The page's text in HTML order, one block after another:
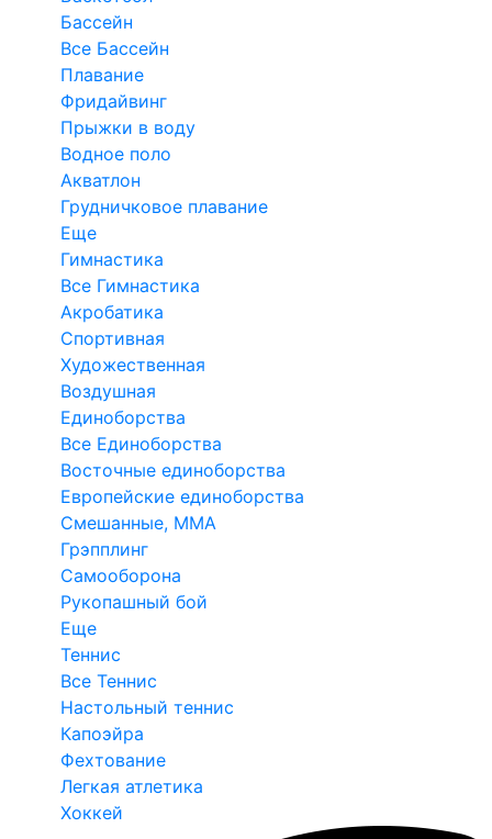
Бассейн
Все Бассейн
Плавание
Фридайвинг
Прыжки в воду
Водное поло
Акватлон
Грудничковое плавание
Еще
Гимнастика
Все Гимнастика
Акробатика
Спортивная
Художественная
Воздушная
Единоборства
Все Единоборства
Восточные единоборства
Европейские единоборства
Смешанные, ММА
Грэпплинг
Самооборона
Рукопашный бой
Еще
Теннис
Все Теннис
Настольный теннис
Капоэйра
Фехтование
Легкая атлетика
Хоккей